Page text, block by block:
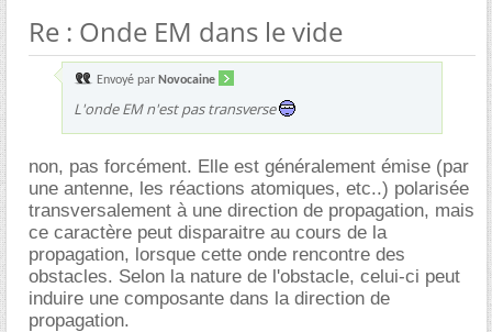
Re : Onde EM dans le vide
Envoyé par Novocaine
L'onde EM n'est pas transverse
non, pas forcément. Elle est généralement émise (par
une antenne, les réactions atomiques, etc..) polarisée
transversalement à une direction de propagation, mais
ce caractère peut disparaitre au cours de la
propagation, lorsque cette onde rencontre des
obstacles. Selon la nature de l'obstacle, celui-ci peut
induire une composante dans la direction de
propagation.